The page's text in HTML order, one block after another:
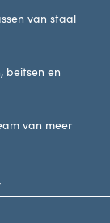
van staal
beitsen en
van meer